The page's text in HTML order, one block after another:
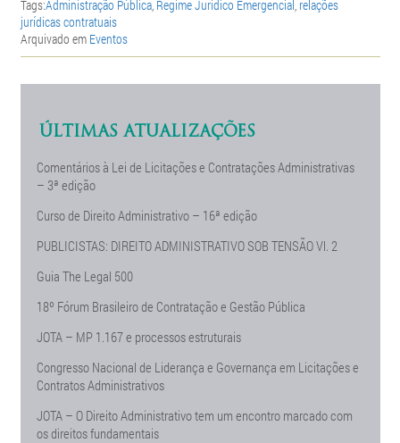
Tags:Administração Pública, Regime Jurídico Emergencial, relações
jurídicas contratuais
Arquivado em Eventos
ÚLTIMAS ATUALIZAÇÕES
Comentários à Lei de Licitações e Contratações Administrativas
– 3ª edição
Curso de Direito Administrativo – 16ª edição
PUBLICISTAS: DIREITO ADMINISTRATIVO SOB TENSÃO Vl. 2
Guia The Legal 500
18º Fórum Brasileiro de Contratação e Gestão Pública
JOTA – MP 1.167 e processos estruturais
Congresso Nacional de Liderança e Governança em Licitações e
Contratos Administrativos
JOTA – O Direito Administrativo tem um encontro marcado com
os direitos fundamentais